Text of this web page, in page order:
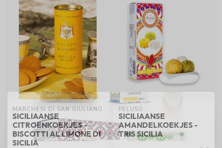
MARCHESI DI SAN GIULIANO
SICILIAANSE
CITROENKOEKJES -
BISCOTTI AL LIMONE DI
SICILIA
PELUSO
SICILIAANSE
AMANDELKOEKJES -
TRIS SICILIA